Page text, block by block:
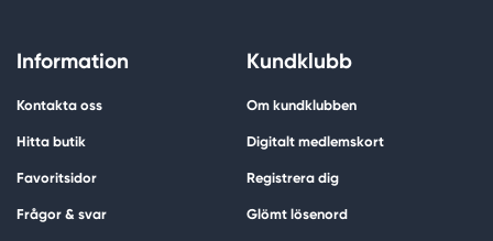
Information
Kontakta oss
Hitta butik
Favoritsidor
Frågor & svar
Kundklubb
Om kundklubben
Digitalt medlemskort
Registrera dig
Glömt lösenord